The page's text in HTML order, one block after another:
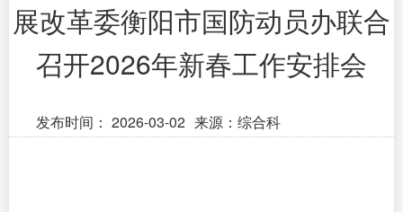
展改革委衡阳市国防动员办联合
召开2026年新春工作安排会
发布时间： 2026-03-02 来源：综合科